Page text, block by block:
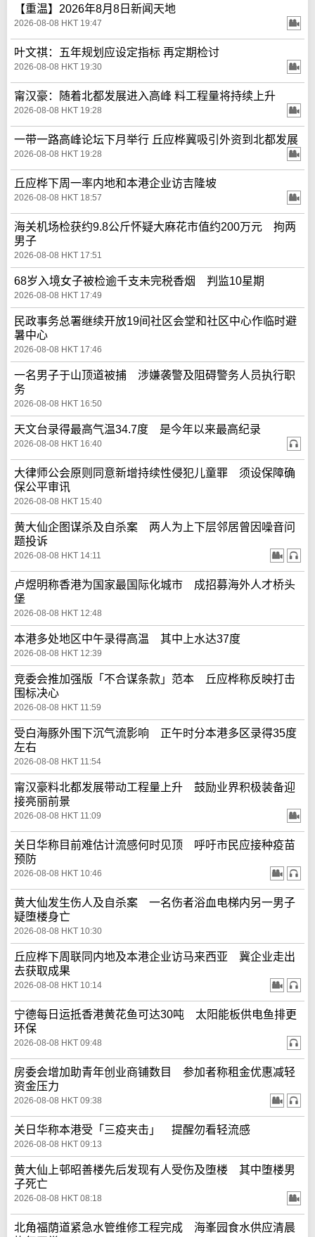
【重温】2026年8月8日新闻天地
2026-08-08 HKT 19:47
叶文祺：五年规划应设定指标 再定期检讨
2026-08-08 HKT 19:30
甯汉豪：随着北都发展进入高峰 料工程量将持续上升
2026-08-08 HKT 19:28
一带一路高峰论坛下月举行 丘应桦冀吸引外资到北都发展
2026-08-08 HKT 19:28
丘应桦下周一率内地和本港企业访吉隆坡
2026-08-08 HKT 18:57
海关机场检获约9.8公斤怀疑大麻花市值约200万元 拘两
男子
2026-08-08 HKT 17:51
68岁入境女子被检逾千支未完税香烟 判监10星期
2026-08-08 HKT 17:49
民政事务总署继续开放19间社区会堂和社区中心作临时避
暑中心
2026-08-08 HKT 17:46
一名男子于山顶道被捕 涉嫌袭警及阻碍警务人员执行职
务
2026-08-08 HKT 16:50
天文台录得最高气温34.7度 是今年以来最高纪录
2026-08-08 HKT 16:40
大律师公会原则同意新增持续性侵犯儿童罪 须设保障确
保公平审讯
2026-08-08 HKT 15:40
黄大仙企图谋杀及自杀案 两人为上下层邻居曾因噪音问
题投诉
2026-08-08 HKT 14:11
卢煜明称香港为国家最国际化城市 成招募海外人才桥头
堡
2026-08-08 HKT 12:48
本港多处地区中午录得高温 其中上水达37度
2026-08-08 HKT 12:39
竞委会推加强版「不合谋条款」范本 丘应桦称反映打击
围标决心
2026-08-08 HKT 11:59
受白海豚外围下沉气流影响 正午时分本港多区录得35度
左右
2026-08-08 HKT 11:54
甯汉豪料北都发展带动工程量上升 鼓励业界积极装备迎
接亮丽前景
2026-08-08 HKT 11:09
关日华称目前难估计流感何时见顶 呼吁市民应接种疫苗
预防
2026-08-08 HKT 10:46
黄大仙发生伤人及自杀案 一名伤者浴血电梯内另一男子
疑堕楼身亡
2026-08-08 HKT 10:30
丘应桦下周联同内地及本港企业访马来西亚 冀企业走出
去获取成果
2026-08-08 HKT 10:14
宁德每日运抵香港黄花鱼可达30吨 太阳能板供电鱼排更
环保
2026-08-08 HKT 09:48
房委会增加助青年创业商铺数目 参加者称租金优惠减轻
资金压力
2026-08-08 HKT 09:38
关日华称本港受「三疫夹击」 提醒勿看轻流感
2026-08-08 HKT 09:13
黄大仙上邨昭善楼先后发现有人受伤及堕楼 其中堕楼男
子死亡
2026-08-08 HKT 08:18
北角福荫道紧急水管维修工程完成 海峯园食水供应清晨